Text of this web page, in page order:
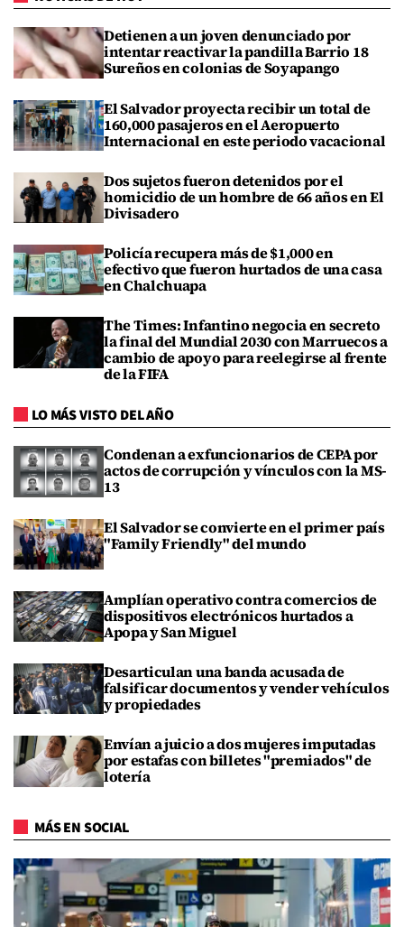
Detienen a un joven denunciado por
intentar reactivar la pandilla Barrio 18
Sureños en colonias de Soyapango
El Salvador proyecta recibir un total de
160,000 pasajeros en el Aeropuerto
Internacional en este periodo vacacional
Dos sujetos fueron detenidos por el
homicidio de un hombre de 66 años en El
Divisadero
Policía recupera más de $1,000 en
efectivo que fueron hurtados de una casa
en Chalchuapa
The Times: Infantino negocia en secreto
la final del Mundial 2030 con Marruecos a
cambio de apoyo para reelegirse al frente
de la FIFA
LO MÁS VISTO DEL AÑO
Condenan a exfuncionarios de CEPA por
actos de corrupción y vínculos con la MS-
13
El Salvador se convierte en el primer país
"Family Friendly" del mundo
Amplían operativo contra comercios de
dispositivos electrónicos hurtados a
Apopa y San Miguel
Desarticulan una banda acusada de
falsificar documentos y vender vehículos
y propiedades
Envían a juicio a dos mujeres imputadas
por estafas con billetes "premiados" de
lotería
MÁS EN SOCIAL